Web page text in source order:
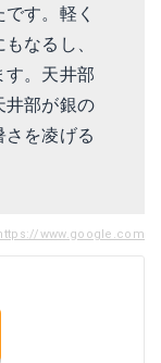
す。軽く
なるし、
す。天井部
井部が銀の
を凌げる
www.google.com